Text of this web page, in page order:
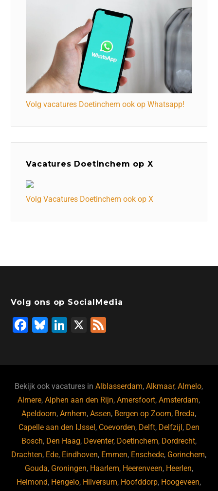
Volg vacatures Doetinchem ook op Whatsapp!
Vacatures Doetinchem op X
Volg Vacatures Doetinchem ook op X
Volg ons op SocialMedia
F
b
o
o
k
Bl
ky
Li
dI
n
X
Bekijk ook vacatures inAlblasserdam,Alkmaar,Almelo,
Almere,Alphen aan den Rijn,Amersfoort,Amsterdam,
Apeldoorn,Arnhem,Assen, Bergen op Zoom, Breda,
Capelle aan den IJssel, Coevorden, Delft, Delfzijl, Den
Bosch, Den Haag, Deventer, Doetinchem, Dordrecht,
Drachten, Ede, Eindhoven, Emmen, Enschede, Gorinchem,
Gouda, Groningen, Haarlem, Heerenveen, Heerlen,
Helmond, Hengelo, Hilversum, Hoofddorp, Hoogeveen,